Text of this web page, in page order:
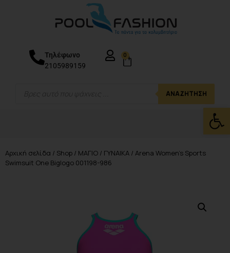
ΑΝΑΖΉΤΗΣΗ
Τηλέφωνο
2105989159
0
Αρχική σελίδα / Shop / ΜΑΓΙΟ / ΓΥΝΑΙΚΑ / Arena Women’s Sports
Swimsuit One Biglogo 001198-986